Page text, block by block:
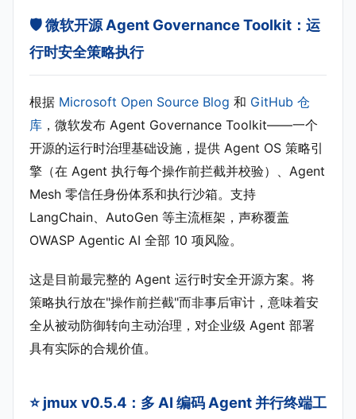
🛡️ 微软开源 Agent Governance Toolkit：运
行时安全策略执行
根据 Microsoft Open Source Blog 和 GitHub 仓
库 ，微软发布 Agent Governance Toolkit——一个
开源的运行时治理基础设施，提供 Agent OS 策略引
擎（在 Agent 执行每个操作前拦截并校验）、Agent
Mesh 零信任身份体系和执行沙箱。支持
LangChain、AutoGen 等主流框架，声称覆盖
OWASP Agentic AI 全部 10 项风险。
这是目前最完整的 Agent 运行时安全开源方案。将
策略执行放在"操作前拦截"而非事后审计，意味着安
全从被动防御转向主动治理，对企业级 Agent 部署
具有实际的合规价值。
⭐ jmux v0.5.4：多 AI 编码 Agent 并行终端工